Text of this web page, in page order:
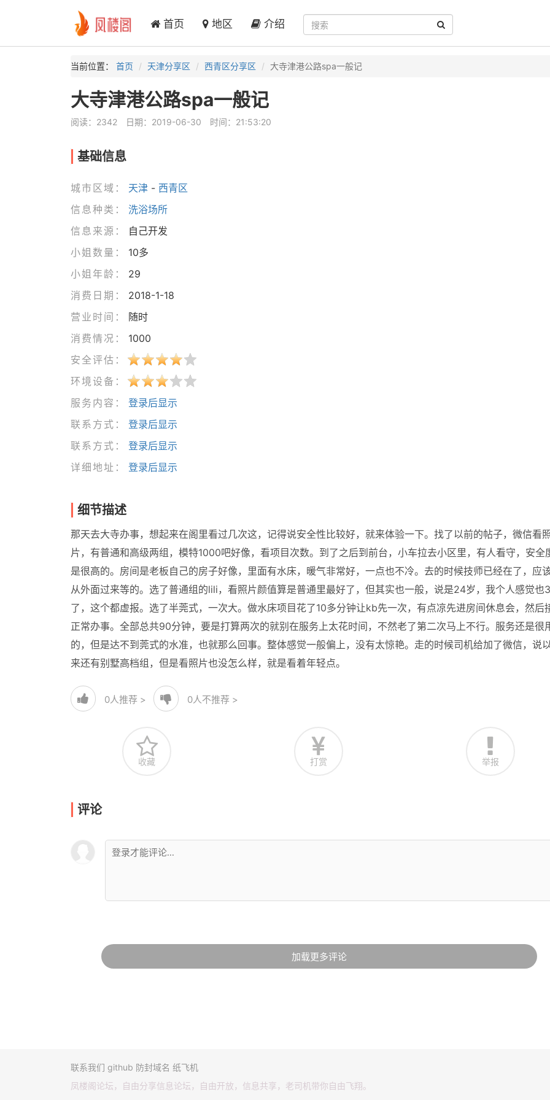
首页 地区 介绍
当前位置： 首页 天津分享区 西青区分享区 大寺津港公路spa一般记
大寺津港公路spa一般记
阅读：2342 日期：2019-06-30 时间：21:53:20
基础信息
城市区域： 天津- 西青区
信息种类：
洗浴场所
信息来源：
自己开发
小姐数量：
10多
小姐年龄：
29
消费日期：
2018-1-18
营业时间：
随时
消费情况：
1000
安全评估：
环境设备：
服务内容：
登录后显示
联系方式：
登录后显示
联系方式：
登录后显示
详细地址：
登录后显示
细节描述
那天去大寺办事，想起来在阁里看过几次这，记得说安全性比较好，就来体验一下。找了以前的帖子，微信看
片，有普通和高级两组，模特1000吧好像，看项目次数。到了之后到前台，小车拉去小区里，有人看守，安全
是很高的。房间是老板自己的房子好像，里面有水床，暖气非常好，一点也不冷。去的时候技师已经在了，应
从外面过来等的。选了普通组的lili，看照片颜值算是普通里最好了，但其实也一般，说是24岁，我个人感觉也
了，这个都虚报。选了半莞式，一次大。做水床项目花了10多分钟让kb先一次，有点凉先进房间休息会，然后
正常办事。全部总共90分钟，要是打算两次的就别在服务上太花时间，不然老了第二次马上不行。服务还是很
的，但是达不到莞式的水准，也就那么回事。整体感觉一般偏上，没有太惊艳。走的时候司机给加了微信，说
来还有别墅高档组，但是看照片也没怎么样，就是看着年轻点。
0人推荐 > 0人不推荐 >
收藏 打赏 举报
评论
加载更多评论
联系我们 github 防封域名 纸飞机
凤楼阁论坛，自由分享信息论坛，自由开放，信息共享，老司机带你自由飞翔。